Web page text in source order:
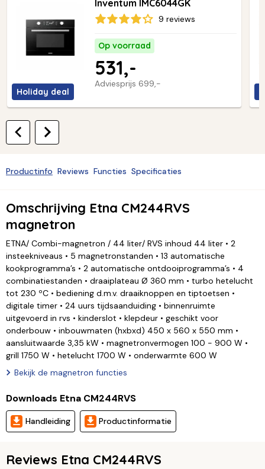
Holiday deal
Inventum IMC6044GK
9 reviews
Op voorraad
Adviesprijs 699,-
531,-
Productinfo Reviews Functies Specificaties
Omschrijving Etna CM244RVS
magnetron
ETNA/ Combi-magnetron / 44 liter/ RVS inhoud 44 liter • 2
insteekniveaus • 5 magnetronstanden • 13 automatische
kookprogramma’s • 2 automatische ontdooiprogramma’s • 4
combinatiestanden • draaiplateau Ø 360 mm • turbo hetelucht
tot 230 ºC • bediening d.m.v. draaiknoppen en tiptoetsen •
digitale timer • 24 uurs tijdsaanduiding • binnenruimte
uitgevoerd in rvs • kinderslot • klepdeur • geschikt voor
onderbouw • inbouwmaten (hxbxd) 450 x 560 x 550 mm •
aansluitwaarde 3,35 kW • magnetronvermogen 100 - 900 W •
grill 1750 W • hetelucht 1700 W • onderwarmte 600 W
Bekijk de magnetron functies
Downloads Etna CM244RVS
Handleiding Productinformatie
Reviews Etna CM244RVS